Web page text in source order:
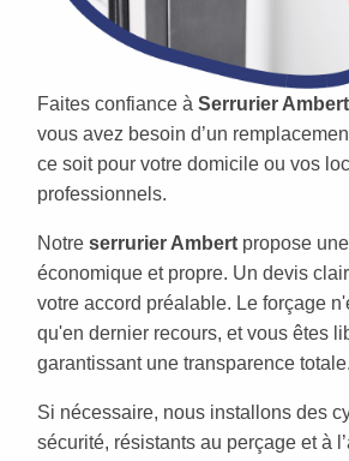
Faites confiance à Serrurier Ambert
vous avez besoin d’un
ce soit pour votre domicile ou vos
professionnels.
Notre serrurier Ambert propose
économique et propre. Un devis
votre accord préalable. Le forçage
qu'en dernier recours, et vous êtes
garantissant une transparence totale.
Si nécessaire, nous installons des
sécurité, résistants au perçage et à